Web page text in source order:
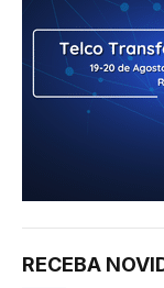
RECEBA